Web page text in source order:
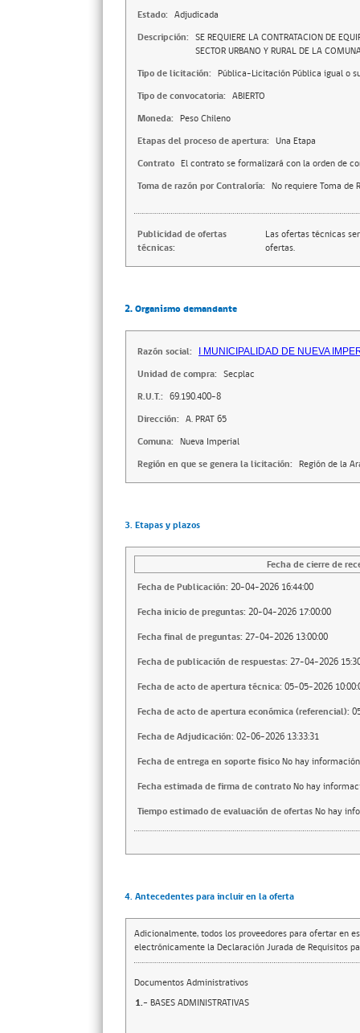
Estado: Adjudicada
Descripción: SE REQUIERE LA CONTRATACION DE
SECTOR URBANO Y RURAL DE LA
Tipo de licitación: Pública-Licitación Pública igual o
Tipo de convocatoria: ABIERTO
Moneda: Peso Chileno
Etapas del proceso de apertura: Una Etapa
Contrato El contrato se formalizará con la orden de
Toma de razón por Contraloría: No requiere Toma de
Publicidad de ofertas
técnicas:
Las ofertas técnicas
ofertas.
2. Organismo demandante
Razón social: I MUNICIPALIDAD DE NUEVA
Unidad de compra: Secplac
R.U.T.: 69.190.400-8
Dirección: A. PRAT 65
Comuna: Nueva Imperial
Región en que se genera la licitación: Región de la
3. Etapas y plazos
Fecha de cierre de
Fecha de Publicación: 20-04-2026 16:44:00
Fecha inicio de preguntas: 20-04-2026 17:00:00
Fecha final de preguntas: 27-04-2026 13:00:00
Fecha de publicación de respuestas: 27-04-2026
Fecha de acto de apertura técnica: 05-05-2026
Fecha de acto de apertura económica (referencial):
Fecha de Adjudicación: 02-06-2026 13:33:31
Fecha de entrega en soporte fisicoNo hay información
Fecha estimada de firma de contratoNo hay
Tiempo estimado de evaluación de ofertasNo hay
4. Antecedentes para incluir en la oferta
Adicionalmente, todos los proveedores para ofertar en
electrónicamente la Declaración Jurada de Requisitos
Documentos Administrativos
1.- BASES ADMINISTRATIVAS